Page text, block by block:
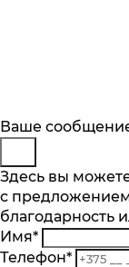
Описание
Отзывы
Основные
Количество
1
Материал
Будьте в
Подпишитесь
и узнавайте о
Подписаться
Заказ обратного
Представьтесь
Телефон*
Комментарий
Ваше
Здесь вы
с
благодарность
Имя*
Телефон*